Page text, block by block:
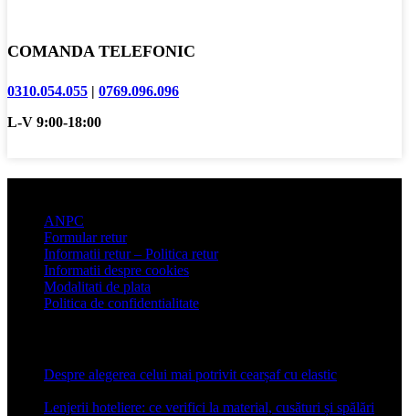
COMANDA TELEFONIC
0310.054.055 | 0769.096.096
L-V 9:00-18:00
ANPC
Formular retur
Informatii retur – Politica retur
Informatii despre cookies
Modalitati de plata
Politica de confidentialitate
Despre alegerea celui mai potrivit cearșaf cu elastic
Lenjerii hoteliere: ce verifici la material, cusături și spălări